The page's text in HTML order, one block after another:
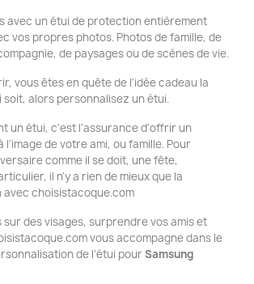
avec un étui de protection entièrement
vos propres photos. Photos de famille, de
de paysages ou de scènes de vie.
vous êtes en quête de l'idée cadeau la
soit, alors personnalisez un étui.
un étui, c'est l'assurance d'offrir un
l'image de votre ami, ou famille. Pour
comme il se doit, une fête,
il n'y a rien de mieux que la
avec choisistacoque.com
sur des visages, surprendre vos amis et
vous accompagne dans le
de l'étui pour Samsung